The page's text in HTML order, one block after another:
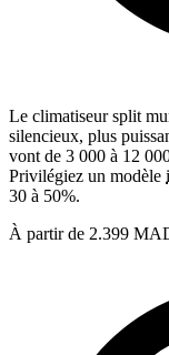
Le climatiseur split
silencieux, plus
vont de 3 000 à 12
Privilégiez un modèle
30 à 50%.
À partir de 2.399